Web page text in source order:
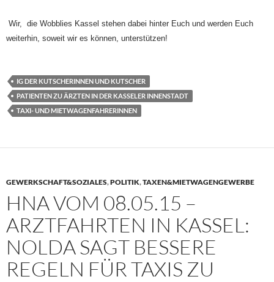
Wir, die Wobblies Kassel stehen dabei hinter Euch und werden Euch
weiterhin, soweit wir es können, unterstützen!
IG DER KUTSCHERINNEN UND KUTSCHER
PATIENTEN ZU ÄRZTEN IN DER KASSELER INNENSTADT
TAXI- UND MIETWAGENFAHRERINNEN
GEWERKSCHAFT&SOZIALES,POLITIK,TAXEN&MIETWAGENGEWERBE
HNA VOM 08.05.15 –
ARZTFAHRTEN IN KASSEL:
NOLDA SAGT BESSERE
REGELN FÜR TAXIS ZU